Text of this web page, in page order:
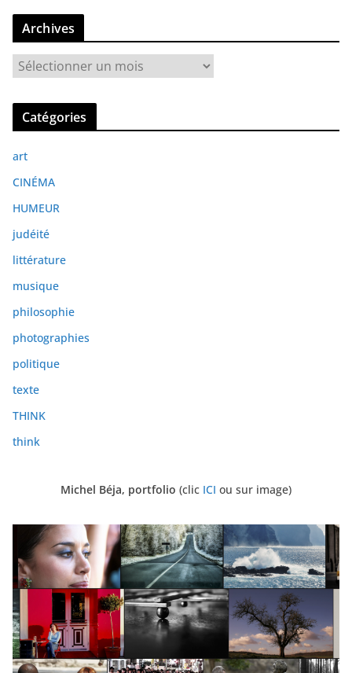
Archives
r
c
v
e
Catégories
art
CINÉMA
HUMEUR
judéité
littérature
musique
philosophie
photographies
politique
texte
THINK
think
Michel Béja, portfolio (clic ICI ou sur image)